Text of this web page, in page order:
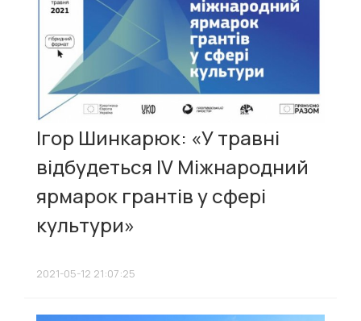
Ігор Шинкарюк: «У травні
відбудеться IV Міжнародний
ярмарок грантів у сфері
культури»
2021-05-12 21:07:25